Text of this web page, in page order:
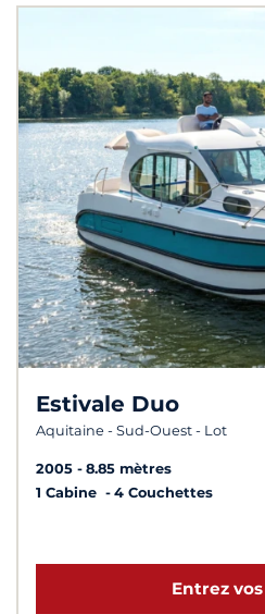
Estivale Duo
Aquitaine - Sud-Ouest - Lot
2005
8.85 mètres
1 Cabine
4 Couchettes
Entrez